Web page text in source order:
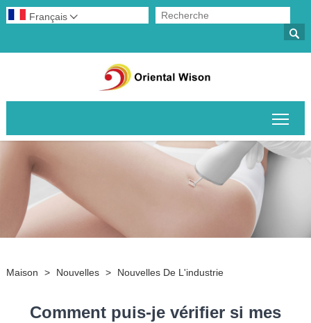

Français 
Maison > Nouvelles > Nouvelles De L'industrie
Comment puis-je vérifier si mes